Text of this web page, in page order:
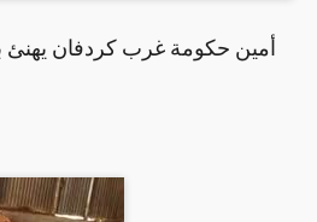
أمين حكومة غرب كردفان يهنئ